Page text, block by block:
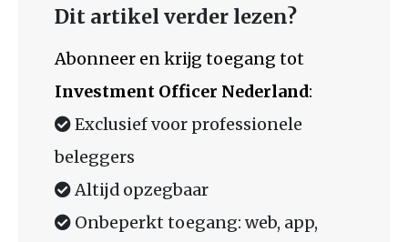
Dit artikel verder lezen?
Abonneer en krijg toegang tot
Investment Officer Nederland:
Exclusief voor professionele
beleggers
Altijd opzegbaar
Onbeperkt toegang: web, app,